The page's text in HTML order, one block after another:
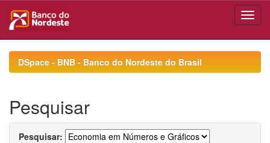
navigationDSpace - BNB - Banco do Nordeste do Brasil
Pesquisar
Pesquisar: